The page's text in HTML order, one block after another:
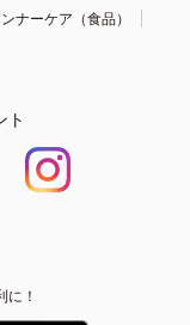
ナーケア（食品）
ト
！